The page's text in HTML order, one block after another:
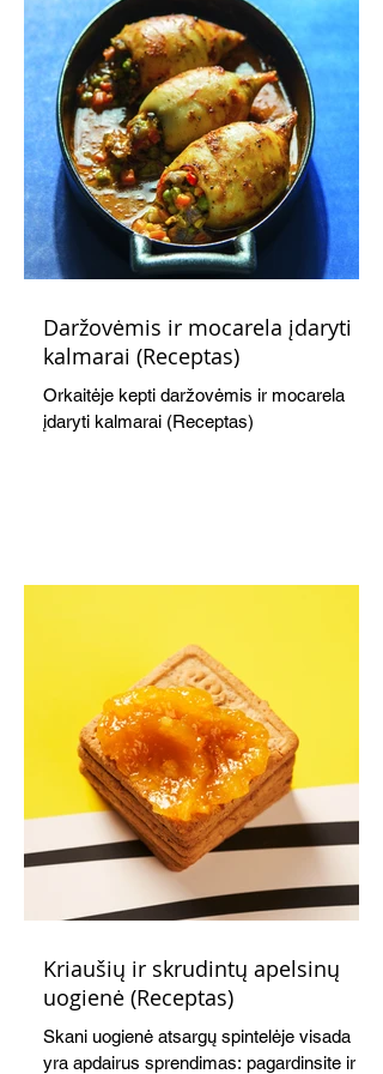
Daržovėmis ir mocarela įdaryti
kalmarai (Receptas)
Orkaitėje kepti daržovėmis ir mocarela
įdaryti kalmarai (Receptas)
Kriaušių ir skrudintų apelsinų
uogienė (Receptas)
Skani uogienė atsargų spintelėje visada
yra apdairus sprendimas: pagardinsite ir